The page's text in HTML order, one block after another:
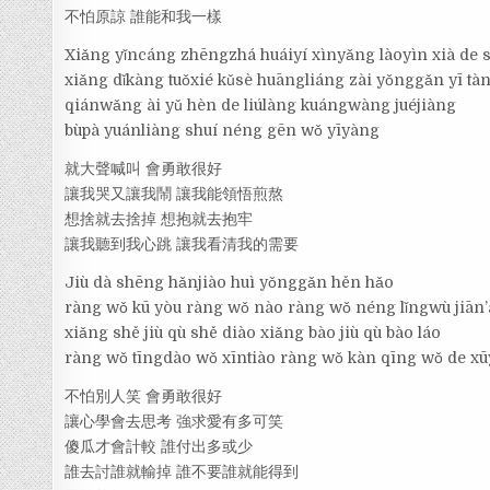
不怕原諒 誰能和我一樣
Xiǎng yǐncáng zhēngzhá huáiyí xìnyǎng làoyìn xià de
xiǎng dǐkàng tuǒxié kǔsè huāngliáng zài yǒnggǎn yī
qiánwǎng ài yǔ hèn de liúlàng kuángwàng juéjiàng
bùpà yuánliàng shuí néng gēn wǒ yīyàng
就大聲喊叫 會勇敢很好
讓我哭又讓我鬧 讓我能領悟煎熬
想捨就去捨掉 想抱就去抱牢
讓我聽到我心跳 讓我看清我的需要
Jiù dà shēng hǎnjiào huì yǒnggǎn hěn hǎo
ràng wǒ kū yòu ràng wǒ nào ràng wǒ néng lǐngwù
xiǎng shě jiù qù shě diào xiǎng bào jiù qù bào láo
ràng wǒ tīngdào wǒ xīntiào ràng wǒ kàn qīng wǒ de
不怕別人笑 會勇敢很好
讓心學會去思考 強求愛有多可笑
傻瓜才會計較 誰付出多或少
誰去討誰就輸掉 誰不要誰就能得到